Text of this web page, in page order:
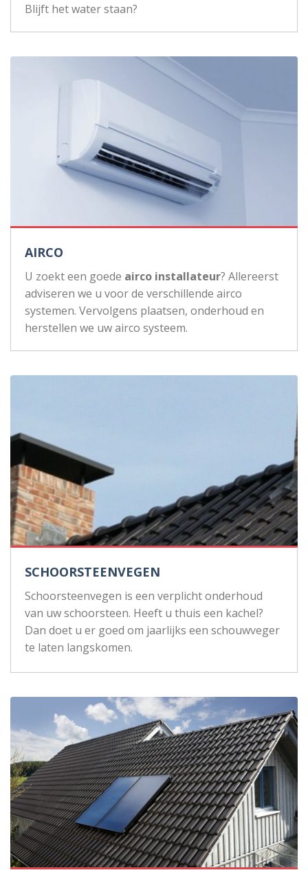
Blijft het water staan?
AIRCO
U zoekt een goede airco installateur? Allereerst
adviseren we u voor de verschillende airco
systemen. Vervolgens plaatsen, onderhoud en
herstellen we uw airco systeem.
SCHOORSTEENVEGEN
Schoorsteenvegen is een verplicht onderhoud
van uw schoorsteen. Heeft u thuis een kachel?
Dan doet u er goed om jaarlijks een schouwveger
te laten langskomen.